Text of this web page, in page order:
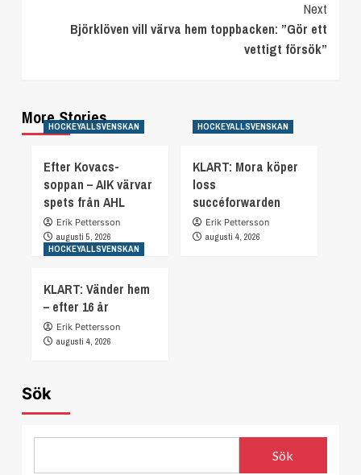
Next
Björklöven vill värva hem toppbacken: ”Gör ett
vettigt försök”
More Stories
HOCKEYALLSVENSKAN
Efter Kovacs-
soppan – AIK värvar
spets från AHL
Erik Pettersson
augusti 5, 2026
HOCKEYALLSVENSKAN
KLART: Mora köper
loss
succéforwarden
Erik Pettersson
augusti 4, 2026
HOCKEYALLSVENSKAN
KLART: Vänder hem
– efter 16 år
Erik Pettersson
augusti 4, 2026
Sök
Sök